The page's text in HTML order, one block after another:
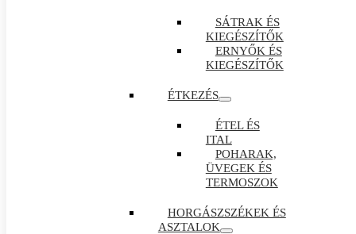
SÁTRAK ÉS
KIEGÉSZÍTŐK
ERNYŐK ÉS
KIEGÉSZÍTŐK
ÉTKEZÉS
ÉTEL ÉS
ITAL
POHARAK,
ÜVEGEK ÉS
TERMOSZOK
HORGÁSZSZÉKEK ÉS
ASZTALOK